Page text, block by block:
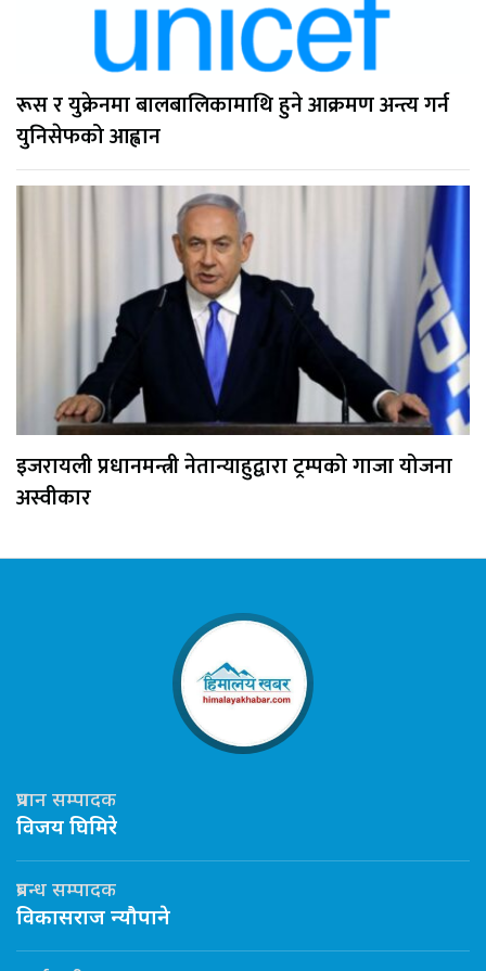
रूस र युक्रेनमा बालबालिकामाथि हुने आक्रमण अन्त्य गर्न
युनिसेफको आह्वान
इजरायली प्रधानमन्त्री नेतान्याहुद्वारा ट्रम्पको गाजा योजना
अस्वीकार
प्रधान सम्पादक
विजय घिमिरे
प्रबन्ध सम्पादक
विकासराज न्यौपाने